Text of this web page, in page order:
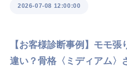
2026-07-08 12:00:00
【お客様診断事例】モモ
違い？骨格〈ミディアム〉